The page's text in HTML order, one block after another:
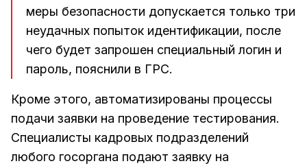
меры безопасности допускается только три
неудачных попыток идентификации, после
чего будет запрошен специальный логин и
пароль, пояснили в ГРС.
Кроме этого, автоматизированы процессы
подачи заявки на проведение тестирования.
Специалисты кадровых подразделений
любого госоргана подают заявку на